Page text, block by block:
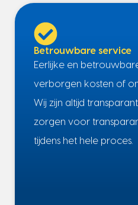
Betrouwbare service
Eerlijke en
verborgen kosten of
Wij zijn altijd
zorgen voor
tijdens het hele proces.